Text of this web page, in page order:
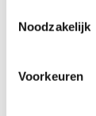
Noodzakelijk
Voorkeuren